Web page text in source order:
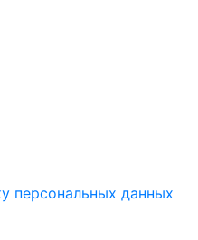
персональных данных